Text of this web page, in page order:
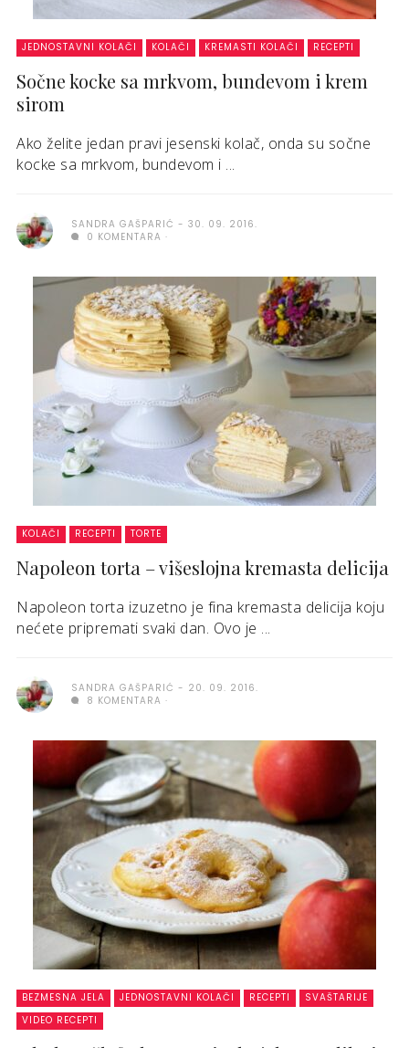
JEDNOSTAVNI KOLAČI KOLAČI KREMASTI KOLAČI RECEPTI
Sočne kocke sa mrkvom, bundevom i krem
sirom
Ako želite jedan pravi jesenski kolač, onda su sočne
kocke sa mrkvom, bundevom i ...
SANDRA GAŠPARIĆ
30. 09. 2016.
0 KOMENTARA
KOLAČI RECEPTI TORTE
Napoleon torta – višeslojna kremasta delicija
Napoleon torta izuzetno je fina kremasta delicija koju
nećete pripremati svaki dan. Ovo je ...
SANDRA GAŠPARIĆ
20. 09. 2016.
8 KOMENTARA
BEZMESNA JELA JEDNOSTAVNI KOLAČI RECEPTI
SVAŠTARIJE
VIDEO RECEPTI